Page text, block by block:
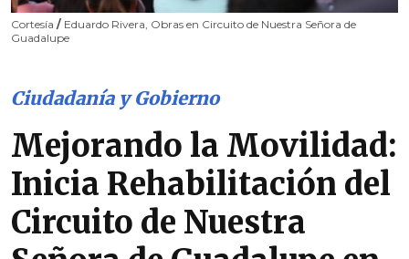
Cortesía / Eduardo Rivera, Obras en Circuito de Nuestra Señora de
Guadalupe
Ciudadanía y Gobierno
Mejorando la Movilidad:
Inicia Rehabilitación del
Circuito de Nuestra